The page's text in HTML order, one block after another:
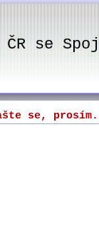
se
se,